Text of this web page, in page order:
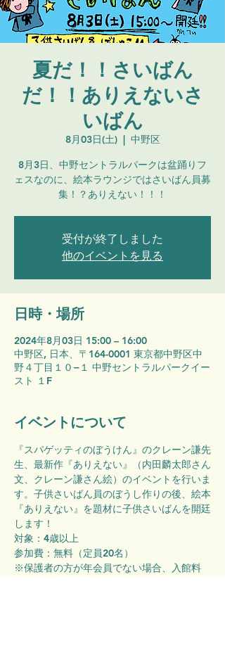
夏だ！！さいばん
だ！！ありえないさ
いばん
8月03日(土)
  |
中野区
8月3日、中野セントラルパークは盆踊りフ
ェスなのに、絵本ラウンジではさいばん員募
集！？ありえない！！！
受付が終了しました
他のイベントを見る
日時・場所
2024年8月03日 15:00 – 16:00
中野区, 日本、〒164-0001 東京都中野区中
野４丁目１０−１ 中野セントラルパークイー
スト １F
イベントについて
『スパゲッティのぼうけん』のクレーン謙先
生、最新作『ありえない』（内田麟太郎さん
文、クレーン謙さん絵）のイベントを行いま
す。子供さいばん員のぼうし作りの後、絵本
『ありえない』を題材に子供さいばんを開廷
します！
対象：4歳以上
参加費：無料（定員20名）
※保護者の方が年会員でない場合、入館料